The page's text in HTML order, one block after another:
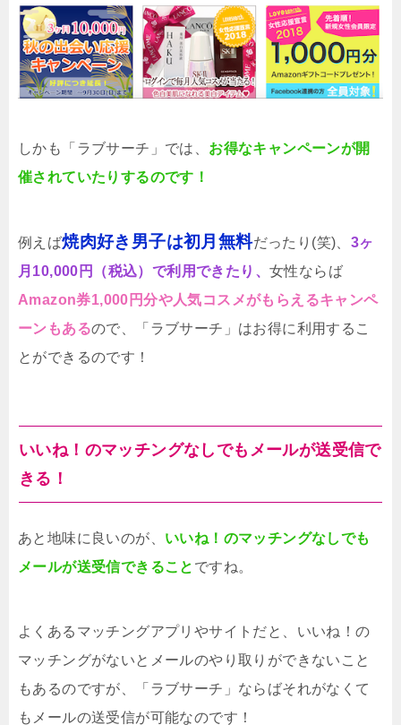
しかも「ラブサーチ」では、 お得なキャンペーンが開
催されていたりするのです！
例えば焼肉好き男子は初月無料だったり(笑)、 3ヶ
月10,000円（税込）で利用できたり、 女性ならば
Amazon券1,000円分や人気コスメがもらえるキャンペ
ーンもあるので、「ラブサーチ」はお得に利用するこ
とができるのです！
いいね！のマッチングなしでもメールが送受信で
きる！
あと地味に良いのが、 いいね！のマッチングなしでも
メールが送受信できること ですね。
よくあるマッチングアプリやサイトだと、いいね！の
マッチングがないとメールのやり取りができないこと
もあるのですが、「ラブサーチ」ならばそれがなくて
もメールの送受信が可能なのです！